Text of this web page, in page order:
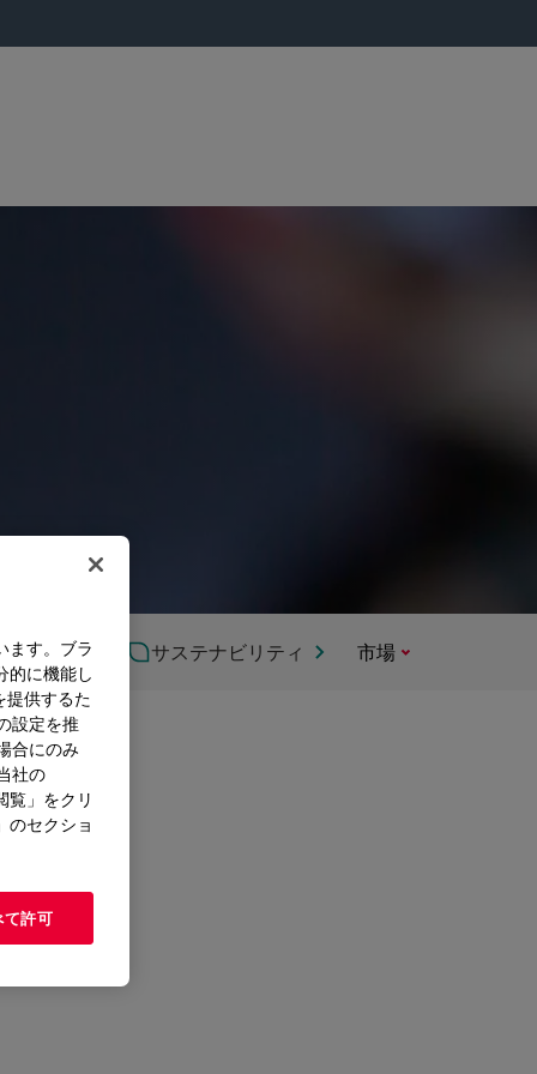
サステナビリティ 市場
ます。ブラ
的に機能し
提供するた
設定を推
合にのみ
社の
覧」をクリ
のセクショ
許可